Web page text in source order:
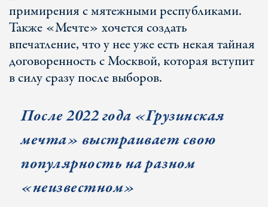
примирения с мятежными республиками.
Также «Мечте» хочется создать
впечатление, что у нее уже есть некая тайная
договоренность с Москвой, которая вступит
в силу сразу после выборов.
После 2022 года «Грузинская
мечта» выстраивает свою
популярность на разном
«неизвестном»